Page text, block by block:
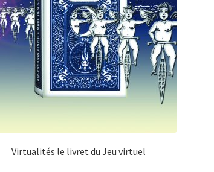
Virtualités le livret du Jeu virtuel